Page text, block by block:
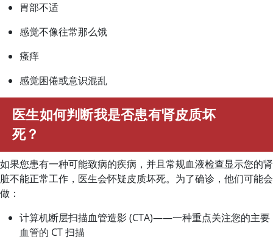
胃部不适
感觉不像往常那么饿
瘙痒
感觉困倦或意识混乱
医生如何判断我是否患有肾皮质坏
死？
如果您患有一种可能致病的疾病，并且常规血液检查显示您的肾
脏不能正常工作，医生会怀疑皮质坏死。为了确诊，他们可能会
做：
计算机断层扫描血管造影 (CTA)——一种重点关注您的主要
血管的 CT 扫描